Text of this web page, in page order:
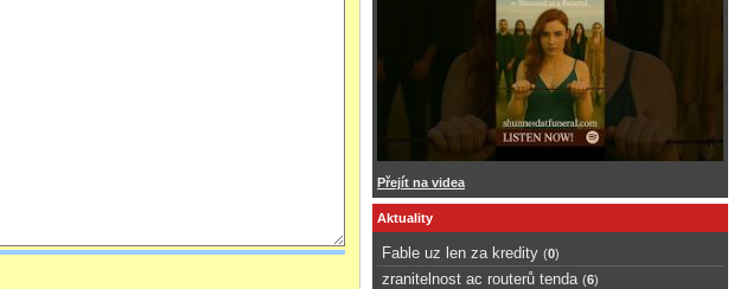
Přejít na videa
Aktuality
Fable uz len za kredity (0)
zranitelnost ac routerů tenda (6)